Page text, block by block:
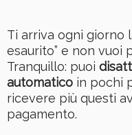
Ti arriva ogni giorno
esaurito” e non vuoi
Tranquillo: puoi
automatico in pochi
ricevere più questi
pagamento.